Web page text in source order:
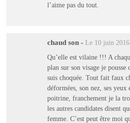
l’aime pas du tout.
chaud son - Le 10 juin
Qu’elle est vilaine !!! A
plan sur son visage je pousse
suis choquée. Tout fait faux
déformées, son nez, ses yeux
poitrine, franchement je la
les autres candidates disent
femme. C’est peut être moi